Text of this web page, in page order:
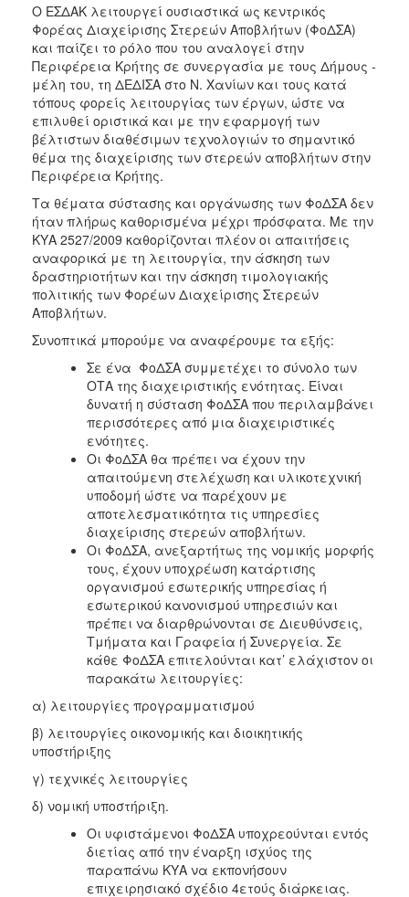
Ο ΕΣΔΑΚ λειτουργεί ουσιαστικά ως κεντρικός
Φορέας Διαχείρισης Στερεών Αποβλήτων (ΦοΔΣΑ)
και παίζει το ρόλο που του αναλογεί στην
Περιφέρεια Κρήτης σε συνεργασία με τους Δήμους -
μέλη του, τη ΔΕΔΙΣΑ στο Ν. Χανίων και τους κατά
τόπους φορείς λειτουργίας των έργων, ώστε να
επιλυθεί οριστικά και με την εφαρμογή των
βέλτιστων διαθέσιμων τεχνολογιών το σημαντικό
θέμα της διαχείρισης των στερεών αποβλήτων στην
Περιφέρεια Κρήτης.
Τα θέματα σύστασης και οργάνωσης των ΦοΔΣΑ δεν
ήταν πλήρως καθορισμένα μέχρι πρόσφατα. Με την
ΚΥΑ 2527/2009 καθορίζονται πλέον οι απαιτήσεις
αναφορικά με τη λειτουργία, την άσκηση των
δραστηριοτήτων και την άσκηση τιμολογιακής
πολιτικής των Φορέων Διαχείρισης Στερεών
Αποβλήτων.
Συνοπτικά μπορούμε να αναφέρουμε τα εξής:
Σε ένα ΦοΔΣΑ συμμετέχει το σύνολο των
ΟΤΑ της διαχειριστικής ενότητας. Είναι
δυνατή η σύσταση ΦοΔΣΑ που περιλαμβάνει
περισσότερες από μια διαχειριστικές
ενότητες.
Οι ΦοΔΣΑ θα πρέπει να έχουν την
απαιτούμενη στελέχωση και υλικοτεχνική
υποδομή ώστε να παρέχουν με
αποτελεσματικότητα τις υπηρεσίες
διαχείρισης στερεών αποβλήτων.
Οι ΦοΔΣΑ, ανεξαρτήτως της νομικής μορφής
τους, έχουν υποχρέωση κατάρτισης
οργανισμού εσωτερικής υπηρεσίας ή
εσωτερικού κανονισμού υπηρεσιών και
πρέπει να διαρθρώνονται σε Διευθύνσεις,
Τμήματα και Γραφεία ή Συνεργεία. Σε
κάθε ΦοΔΣΑ επιτελούνται κατ’ ελάχιστον οι
παρακάτω λειτουργίες:
α) λειτουργίες προγραμματισμού
β) λειτουργίες οικονομικής και διοικητικής
υποστήριξης
γ) τεχνικές λειτουργίες
δ) νομική υποστήριξη.
Οι υφιστάμενοι ΦοΔΣΑ υποχρεούνται εντός
διετίας από την έναρξη ισχύος της
παραπάνω ΚΥΑ να εκπονήσουν
επιχειρησιακό σχέδιο 4ετούς διάρκειας.